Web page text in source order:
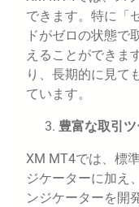
できます。特に「
ドがゼロの状態で
えることができま
り、長期的に見て
ています。
豊富な取引
XM MT4では、標
ジケーターに加え
ンジケーターを開